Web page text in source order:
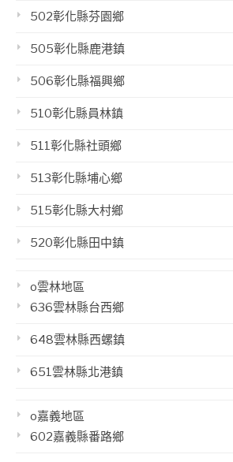
502彰化縣芬園鄉
505彰化縣鹿港鎮
506彰化縣福興鄉
510彰化縣員林鎮
511彰化縣社頭鄉
513彰化縣埔心鄉
515彰化縣大村鄉
520彰化縣田中鎮
o雲林地區
636雲林縣台西鄉
648雲林縣西螺鎮
651雲林縣北港鎮
o嘉義地區
602嘉義縣番路鄉